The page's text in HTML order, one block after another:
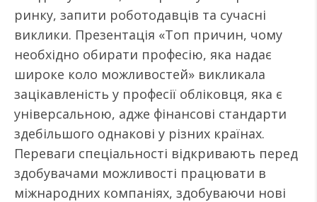
ринку, запити роботодавців та сучасні
виклики. Презентація «Топ причин, чому
необхідно обирати професію, яка надає
широке коло можливостей» викликала
зацікавленість у професії обліковця, яка є
універсальною, адже фінансові стандарти
здебільшого однакові у різних країнах.
Переваги спеціальності відкривають перед
здобувачами можливості працювати в
міжнародних компаніях, здобуваючи нові